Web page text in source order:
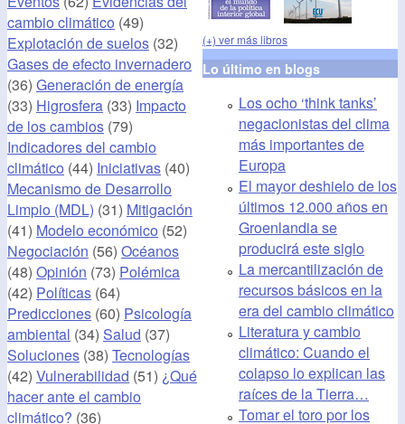
cambio climático (49)
Explotación de suelos (32)
Gases de efecto invernadero
(36) Generación de energía
(33) Higrosfera (33) Impacto
de los cambios (79)
Indicadores del cambio
climático (44) Iniciativas (40)
Mecanismo de Desarrollo
Limpio (MDL) (31) Mitigación
(41) Modelo económico (52)
Negociación (56) Océanos
(48) Opinión (73) Polémica
(42) Políticas (64)
Predicciones (60) Psicología
ambiental (34) Salud (37)
Soluciones (38) Tecnologías
(42) Vulnerabilidad (51) ¿Qué
hacer ante el cambio
climático? (36)
(+) ver más libros
Lo último en blogs
Los ocho ‘think tanks’
negacionistas del clima
más importantes de
Europa
El mayor deshielo de los
últimos 12.000 años en
Groenlandia se
producirá este siglo
La mercantilización de
recursos básicos en la
era del cambio climático
Literatura y cambio
climático: Cuando el
colapso lo explican las
raíces de la Tierra…
Tomar el toro por los